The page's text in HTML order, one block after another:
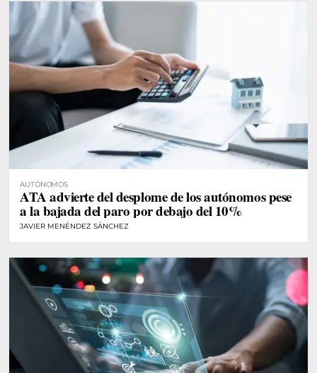
AUTÓNOMOS
ATA advierte del desplome de los autónomos pese
a la bajada del paro por debajo del 10%
JAVIER MENÉNDEZ SÁNCHEZ